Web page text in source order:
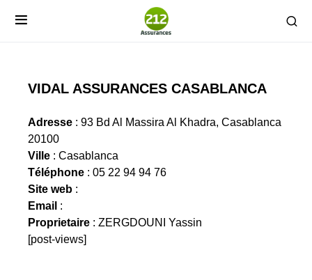
VIDAL ASSURANCES CASABLANCA
Adresse : 93 Bd Al Massira Al Khadra, Casablanca
20100
Ville : Casablanca
Téléphone : 05 22 94 94 76
Site web :
Email :
Proprietaire : ZERGDOUNI Yassin
[post-views]